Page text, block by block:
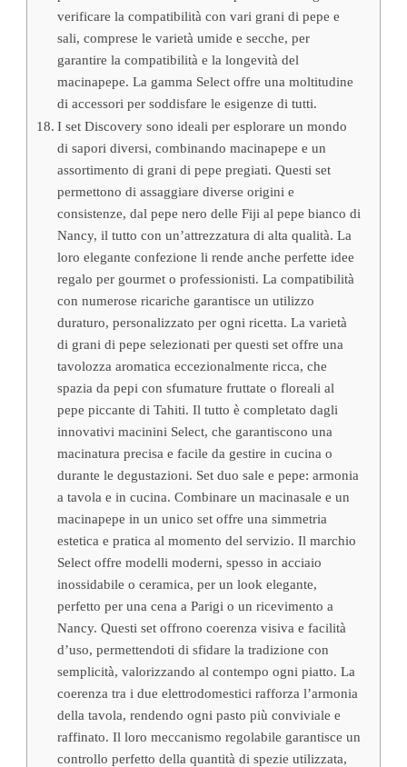
verificare la compatibilità con vari grani di pepe e
sali, comprese le varietà umide e secche, per
garantire la compatibilità e la longevità del
macinapepe. La gamma Select offre una moltitudine
di accessori per soddisfare le esigenze di tutti.
I set Discovery sono ideali per esplorare un mondo
di sapori diversi, combinando macinapepe e un
assortimento di grani di pepe pregiati. Questi set
permettono di assaggiare diverse origini e
consistenze, dal pepe nero delle Fiji al pepe bianco di
Nancy, il tutto con un’attrezzatura di alta qualità. La
loro elegante confezione li rende anche perfette idee
regalo per gourmet o professionisti. La compatibilità
con numerose ricariche garantisce un utilizzo
duraturo, personalizzato per ogni ricetta. La varietà
di grani di pepe selezionati per questi set offre una
tavolozza aromatica eccezionalmente ricca, che
spazia da pepi con sfumature fruttate o floreali al
pepe piccante di Tahiti. Il tutto è completato dagli
innovativi macinini Select, che garantiscono una
macinatura precisa e facile da gestire in cucina o
durante le degustazioni. Set duo sale e pepe: armonia
a tavola e in cucina. Combinare un macinasale e un
macinapepe in un unico set offre una simmetria
estetica e pratica al momento del servizio. Il marchio
Select offre modelli moderni, spesso in acciaio
inossidabile o ceramica, per un look elegante,
perfetto per una cena a Parigi o un ricevimento a
Nancy. Questi set offrono coerenza visiva e facilità
d’uso, permettendoti di sfidare la tradizione con
semplicità, valorizzando al contempo ogni piatto. La
coerenza tra i due elettrodomestici rafforza l’armonia
della tavola, rendendo ogni pasto più conviviale e
raffinato. Il loro meccanismo regolabile garantisce un
controllo perfetto della quantità di spezie utilizzata,